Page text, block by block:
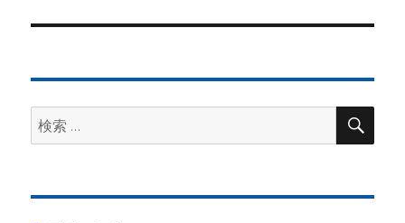
ゲ
ー
ョ
検
索:
検